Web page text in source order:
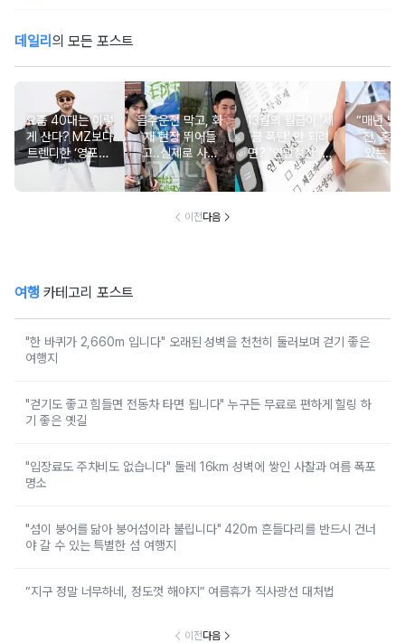
데일리 의 모든 포스트
요즘 40대는 이렇
게 산다? MZ보다
트렌디한 ‘영포티’
분석
음주운전 막고, 화
재 현장 뛰어들
고..실제로 사람
구한 연예인 10
13월의 월급이 '세
금 폭탄' 안 되려
면? '연말정산' 핵
심 꿀팁 A to Z
“매년 받
진, 혹시
있는 건
요?”
이전다음
여행 카테고리 포스트
"한 바퀴가 2,660m 입니다" 오래된 성벽을 천천히 둘러보며 걷기 좋은
여행지
"걷기도 좋고 힘들면 전동차 타면 됩니다" 누구든 무료로 편하게 힐링 하
기 좋은 옛길
"입장료도 주차비도 없습니다" 둘레 16km 성벽에 쌓인 사찰과 여름 폭포
명소
"섬이 붕어를 닮아 붕어섬이라 불립니다" 420m 흔들다리를 반드시 건너
야 갈 수 있는 특별한 섬 여행지
“지구 정말 너무하네, 정도껏 해야지” 여름휴가 직사광선 대처법
이전다음